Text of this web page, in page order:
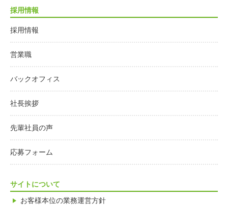
採用情報
採用情報
営業職
バックオフィス
社長挨拶
先輩社員の声
応募フォーム
サイトについて
お客様本位の業務運営方針